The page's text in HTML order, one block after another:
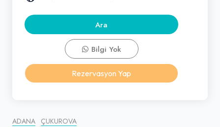
ADANA ÇUKUROVA
Ara
Bilgi Yok
Rezervasyon Yap